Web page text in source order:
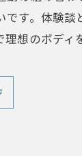
です。体験
理想のボディ